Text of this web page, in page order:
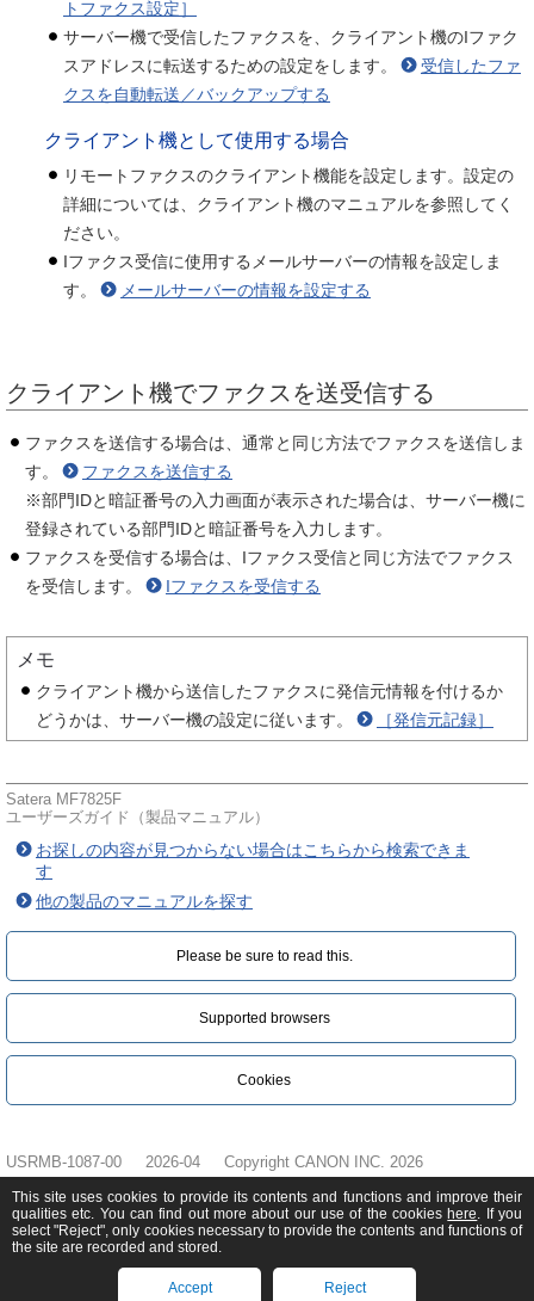
トファクス設定］
サーバー機で受信したファクスを、クライアント機のIファク
スアドレスに転送するための設定をします。
受信したファ
クスを自動転送／バックアップする
クライアント機として使用する場合
リモートファクスのクライアント機能を設定します。設定の
詳細については、クライアント機のマニュアルを参照してく
ださい。
Iファクス受信に使用するメールサーバーの情報を設定しま
す。
メールサーバーの情報を設定する
クライアント機でファクスを送受信する
ファクスを送信する場合は、通常と同じ方法でファクスを送信しま
す。
ファクスを送信する
※部門IDと暗証番号の入力画面が表示された場合は、サーバー機に
登録されている部門IDと暗証番号を入力します。
ファクスを受信する場合は、Iファクス受信と同じ方法でファクス
を受信します。
Iファクスを受信する
メモ
クライアント機から送信したファクスに発信元情報を付けるか
どうかは、サーバー機の設定に従います。
［発信元記録］
Satera MF7825F
ユーザーズガイド（製品マニュアル）
お探しの内容が見つからない場合はこちらから検索できま
す
他の製品のマニュアルを探す
Please be sure to read this.‎
Supported browsers
Cookies
USRMB-1087-00 2026-04 Copyright CANON INC. 2026
This site uses cookies to provide its contents and functions and improve their
qualities etc. You can find out more about our use of the cookies here. If you
select "Reject", only cookies necessary to provide the contents and functions of
the site are recorded and stored.
Accept Reject